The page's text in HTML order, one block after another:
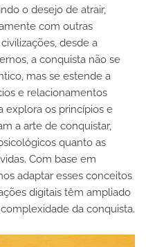
o desejo de atrair,
com outras
desde a
a conquista não se
mas se estende a
e relacionamentos
explora os princípios e
a arte de conquistar,
quanto as
Com base em
adaptar esses conceitos
digitais têm ampliado
da conquista.